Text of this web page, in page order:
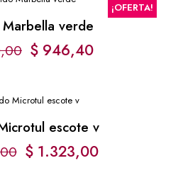
¡OFERTA!
verde
$ 946,40
escote v
$1.323,00